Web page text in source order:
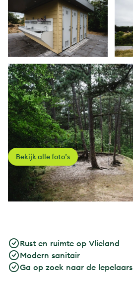
Bekijk alle foto’s
Rust en ruimte op Vlieland
Modern sanitair
Ga op zoek naar de lepelaars